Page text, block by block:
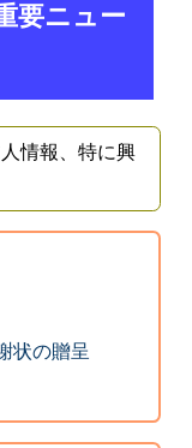
要ニュー
情報、特に興
状の贈呈